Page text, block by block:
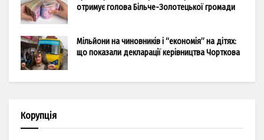
отримує голова Більче-Золотецької громади
Мільйони на чиновників і “економія” на дітях:
що показали декларації керівництва Чорткова
Корупція